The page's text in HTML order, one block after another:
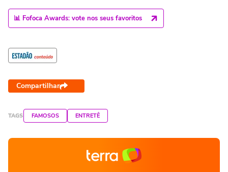
📊 Fofoca Awards: vote nos seus favoritos
Compartilhar
TAGS FAMOSOS ENTRETÊ